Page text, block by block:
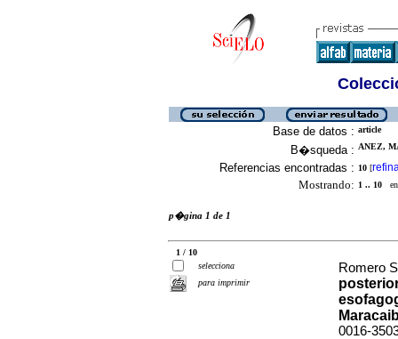
Base de datos : article
B�squeda : ANEZ,
Referencias encontradas : 10 [
Mostrando: 1 .. 10 en
p�gina 1 de 1
1 / 10
selecciona
para imprimir
Romero
0016-